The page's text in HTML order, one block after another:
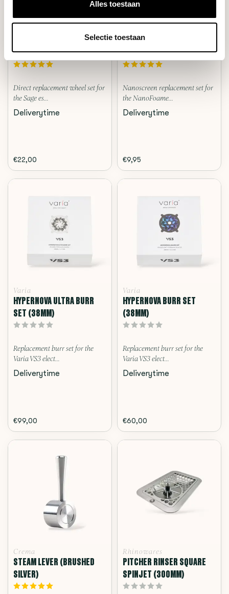
Alles toestaan
Selectie toestaan
ESPRESSOMACHINES
Direct replacement wheel set for
the Sage es...
Deliverytime
€22,00
NANOSCREENS
REPLACEMENT SET
Nanoscreen replacement set for
the NanoFoame...
Deliverytime
€9,95
Varia
HYPERNOVA ULTRA BURR
SET (38MM)
Replacement burr set for the
Varia VS3 elect...
Deliverytime
€99,00
Varia
HYPERNOVA BURR SET
(38MM)
Replacement burr set for the
Varia VS3 elect...
Deliverytime
€60,00
Crema
STEAM LEVER (BRUSHED
SILVER)
Rhinowares
PITCHER RINSER SQUARE
SPINJET (300MM)